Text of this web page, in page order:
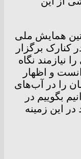
همایش ملی
کنارک برگزار
نیازمند نگاه
و اظهار
را در آب‌های
بگوییم در
این زمینه